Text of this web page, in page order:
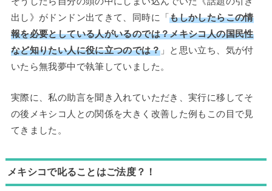
出し》がドンドン出てきて、同時に「もしかしたらこの情
報を必要としている人がいるのでは？メキシコ人の国民性
など知りたい人に役に立つのでは？」と思い立ち、気が付
いたら無我夢中で執筆していました。
実際に、私の助言を聞き入れていただき、実行に移してそ
の後メキシコ人との関係を大きく改善した例もこの目で見
てきました。
メキシコで叱ることはご法度？！